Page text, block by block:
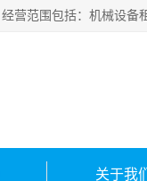
关于我们